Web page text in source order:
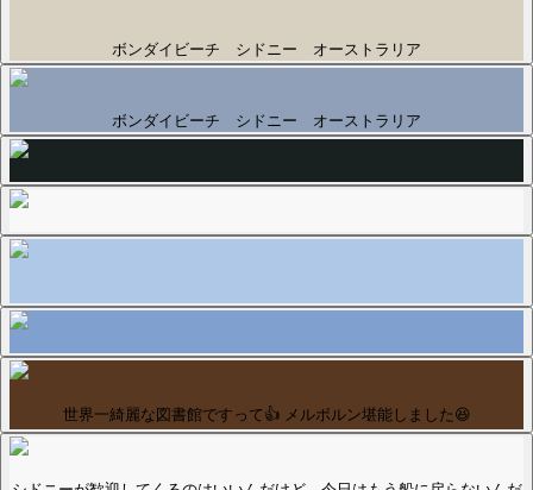
ボンダイビーチ シドニー オーストラリア
ボンダイビーチ シドニー オーストラリア
世界一綺麗な図書館ですって👍 メルボルン堪能しました😆